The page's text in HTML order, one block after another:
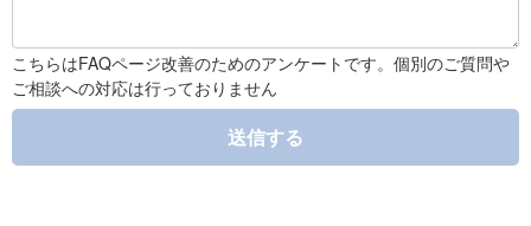
こちらはFAQページ改善のためのアンケートです。個別のご質問や
ご相談への対応は行っておりません
送信する